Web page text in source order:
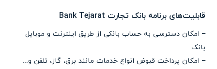
قابلیت‌های برنامه بانک تجارت Bank Tejarat
– امکان دسترسی به حساب بانکی از طریق اینترنت و موبایل
بانک
– امکان پرداخت قبوض انواع خدمات مانند برق، گاز، تلفن و…